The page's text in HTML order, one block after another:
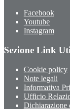
Facebook
Youtube
Instagram
Sezione Link
Cookie policy
Note legali
Informativa
Ufficio
Dichiarazione